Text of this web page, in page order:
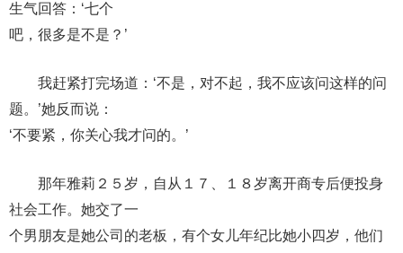
生气回答：‘七个
吧，很多是不是？’
我赶紧打完场道：‘不是，对不起，我不应该问这样的问
题。’她反而说：
‘不要紧，你关心我才问的。’
那年雅莉２５岁，自从１７、１８岁离开商专后便投身
社会工作。她交了一
个男朋友是她公司的老板，有个女儿年纪比她小四岁，他们